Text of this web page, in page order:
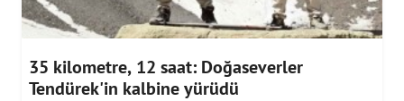
35 kilometre, 12 saat: Doğaseverler
Tendürek'in kalbine yürüdü